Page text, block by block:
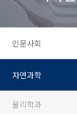
인문사회
자연과학
물리학과